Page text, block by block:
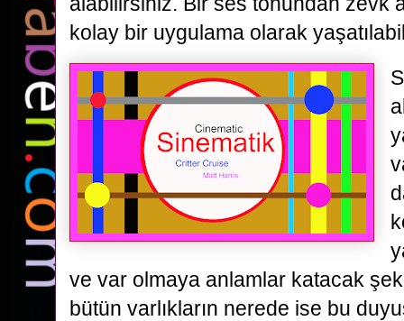
kolay bir uygulama olarak
ve var olmaya anlamlar katacak
bütün varlıkların nerede ise bu